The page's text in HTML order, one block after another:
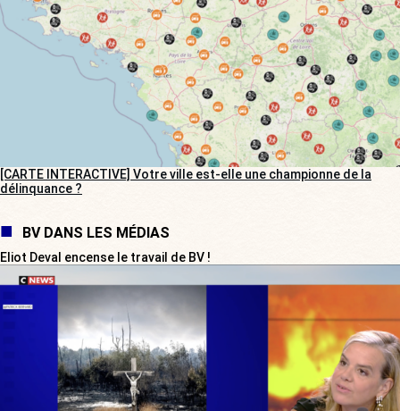
[CARTE INTERACTIVE] Votre ville est-elle une championne de la
délinquance ?
BV DANS LES MÉDIAS
Eliot Deval encense le travail de BV !